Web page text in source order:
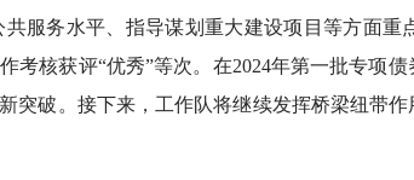
服务水平、指导谋划重大建设项目等方面
考核获评“优秀”等次。在2024年第一批专项
突破。接下来，工作队将继续发挥桥梁纽带